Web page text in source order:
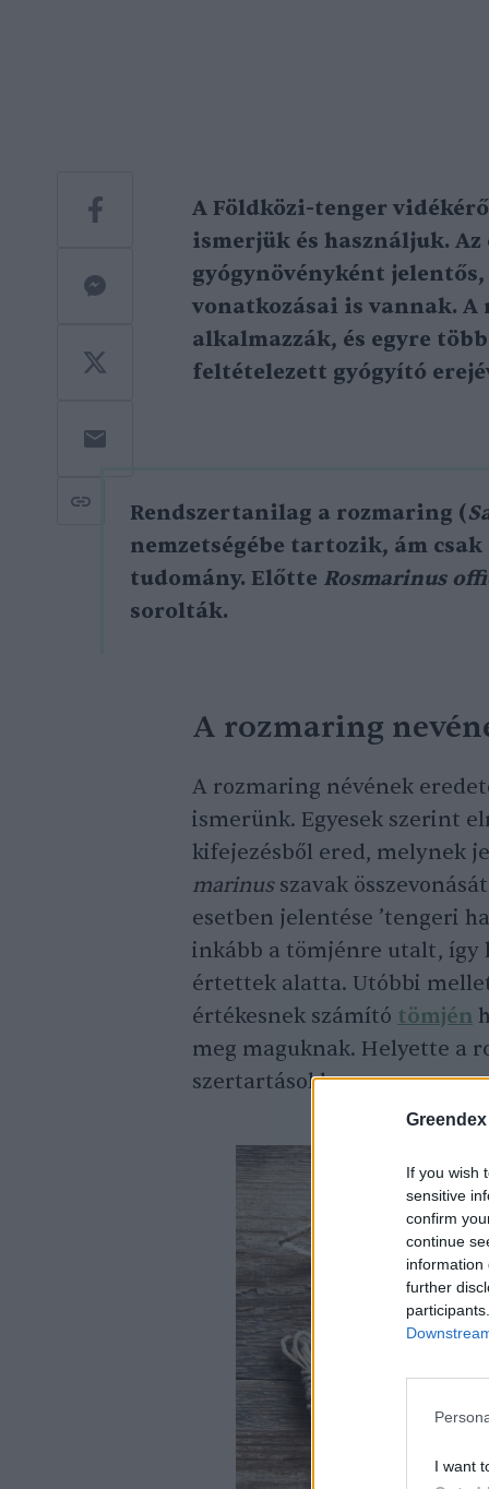
Greendex
If you wish
sensitive
confirm
continue
information
further
I want
A Földközi-tenger
ismerjük és használjuk.
gyógynövényként
vonatkozásai is vannak. A
alkalmazzák, és egyre
feltételezett gyógyító
Rendszertanilag a rozmaring (
nemzetségébe tartozik, ám
tudomány. Előtte Rosmarinus
sorolták.
A rozmaring
A rozmaring névének
ismerünk. Egyesek szerint
kifejezésből ered, melynek
marinusszavak
esetben jelentése ’tengeri
inkább a tömjénre utalt,
értettek alatta. Utóbbi
értékesnek számító tömjén
meg maguknak. Helyette a
szertartásokhoz.